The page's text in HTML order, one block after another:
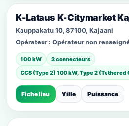
K-Lataus K-Citymarket
Kauppakatu 10, 87100, Kajaani
Opérateur : Opérateur non
100 kW
2 connecteurs
CCS (Type 2) 100 kW, Type 2
Fiche lieu Ville Puissance